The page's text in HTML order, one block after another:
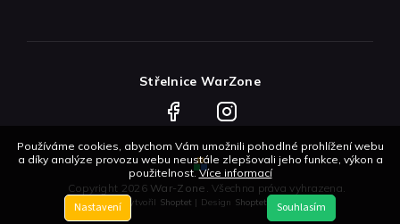
Používáme cookies, abychom Vám umožnili pohodlné prohlížení webu
a díky analýze provozu webu neustále zlepšovali jeho funkce, výkon a
použitelnost.Více informací
Nastavení Souhlasím
Copyright 2026 War-Zone . Všechna práva vyhrazena.
Vytvořil Shoptet | Design Shoptetak.cz
Střelnice WarZone
FacebookInstagram